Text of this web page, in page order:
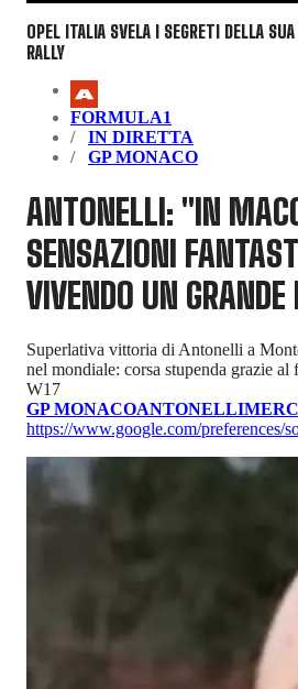
OPEL ITALIA SVELA I SEGRETI DELLA
RALLY
FORMULA1
IN DIRETTA
GP MONACO
ANTONELLI: "IN
SENSAZIONI
VIVENDO UN
Superlativa vittoria di Antonelli a
nel mondiale: corsa stupenda grazie al
W17
GP MONACOANTONELLI
https://www.google.com/preferences/